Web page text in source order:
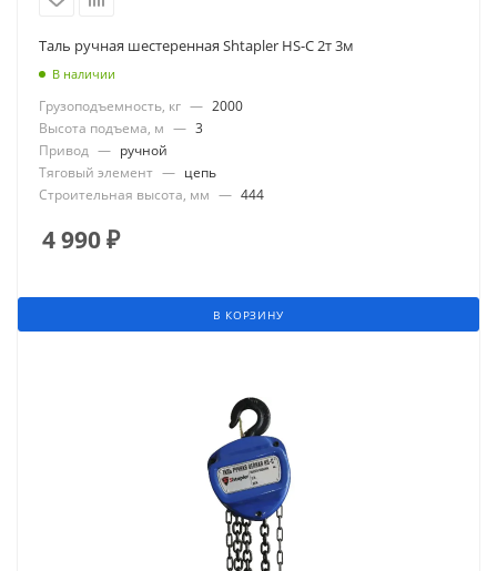
Таль ручная шестеренная Shtapler HS-C 2т 3м
В наличии
Грузоподъемность, кг — 2000
Высота подъема, м — 3
Привод — ручной
Тяговый элемент — цепь
Строительная высота, мм — 444
4 990₽
В КОРЗИНУ